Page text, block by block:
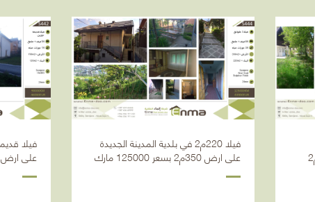
منطقة ميشفتش على ارض 400م2
فيلا 220م2 في بلدية المدينة الجديدة
على ارض 350م2 بسعر 125000 مارك
على ارض 700م2 بسعر 90000 مارك